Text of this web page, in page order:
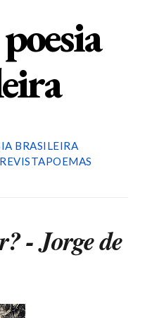
BRASILEIRA
REVISTAPOEMAS
- Jorge de